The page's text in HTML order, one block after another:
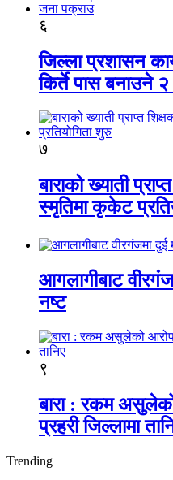
६
जिल्ला प्रशासन
किर्ते पास बनाउने
७
बाराको ख्याती
स्मृतिमा कृकेट
आगलागीबाट
नष्ट
९
बारा : रकम
प्रहरी जिल्लामा
Trending